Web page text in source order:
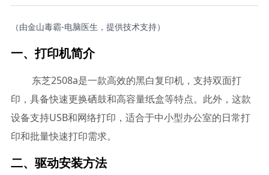
（由金山毒霸-电脑医生，提供技术支持）
一、打印机简介
东芝2508a是一款高效的黑白复印机，支持双面打
印，具备快速更换硒鼓和高容量纸盒等特点。此外，这款
设备支持USB和网络打印，适合于中小型办公室的日常打
印和批量快速打印需求。
二、驱动安装方法